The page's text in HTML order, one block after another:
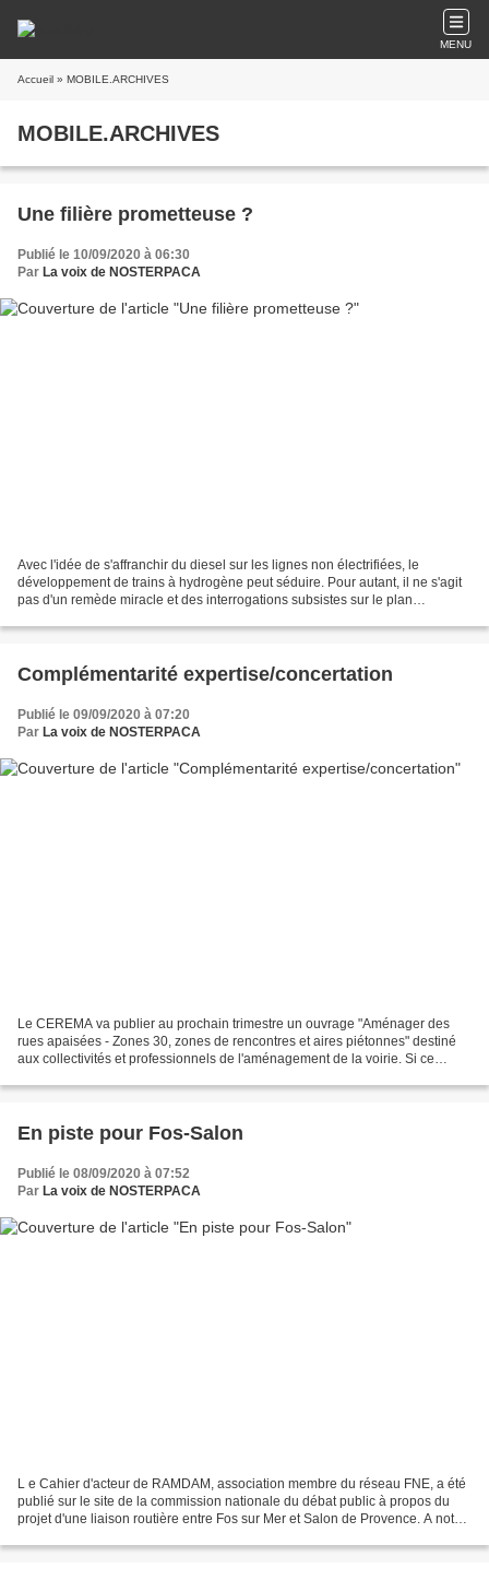
MENU
Accueil » MOBILE.ARCHIVES
MOBILE.ARCHIVES
Une filière prometteuse ?
Publié le 10/09/2020 à 06:30
Par La voix de NOSTERPACA
Avec l'idée de s'affranchir du diesel sur les lignes non électrifiées, le
développement de trains à hydrogène peut séduire. Pour autant, il ne s'agit
pas d'un remède miracle et des interrogations subsistes sur le plan
Complémentarité expertise/concertation
Publié le 09/09/2020 à 07:20
Par La voix de NOSTERPACA
Le CEREMA va publier au prochain trimestre un ouvrage "Aménager des
rues apaisées - Zones 30, zones de rencontres et aires piétonnes" destiné
aux collectivités et professionnels de l'aménagement de la voirie. Si ce
En piste pour Fos-Salon
Publié le 08/09/2020 à 07:52
Par La voix de NOSTERPACA
L e Cahier d'acteur de RAMDAM, association membre du réseau FNE, a été
publié sur le site de la commission nationale du débat public à propos du
projet d'une liaison routière entre Fos sur Mer et Salon de Provence. A noter